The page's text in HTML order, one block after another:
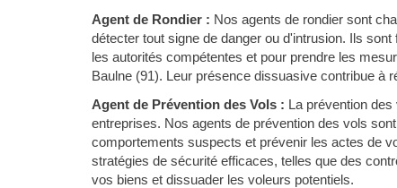
Agent de Rondier : Nos agents de rondier sont
détecter tout signe de danger ou d'intrusion. Ils
les autorités compétentes et pour prendre les
Baulne (91). Leur présence dissuasive contribue à
Agent de Prévention des Vols : La prévention
entreprises. Nos agents de prévention des vols
comportements suspects et prévenir les actes de
stratégies de sécurité efficaces, telles que des
vos biens et dissuader les voleurs potentiels.